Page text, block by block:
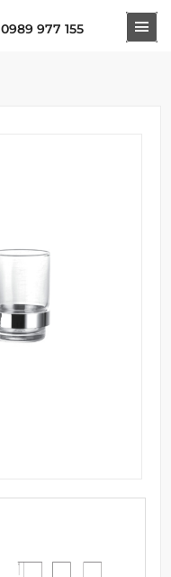
0989 977 155